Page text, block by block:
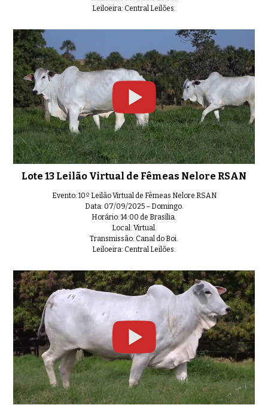
Leiloeira: Central Leilões.
Lote 13 Leilão Virtual de Fêmeas Nelore RSAN
Evento: 10º Leilão Virtual de Fêmeas Nelore RSAN
Data: 07/09/2025 – Domingo.
Horário: 14:00 de Brasília.
Local: Virtual.
Transmissão: Canal do Boi.
Leiloeira: Central Leilões.